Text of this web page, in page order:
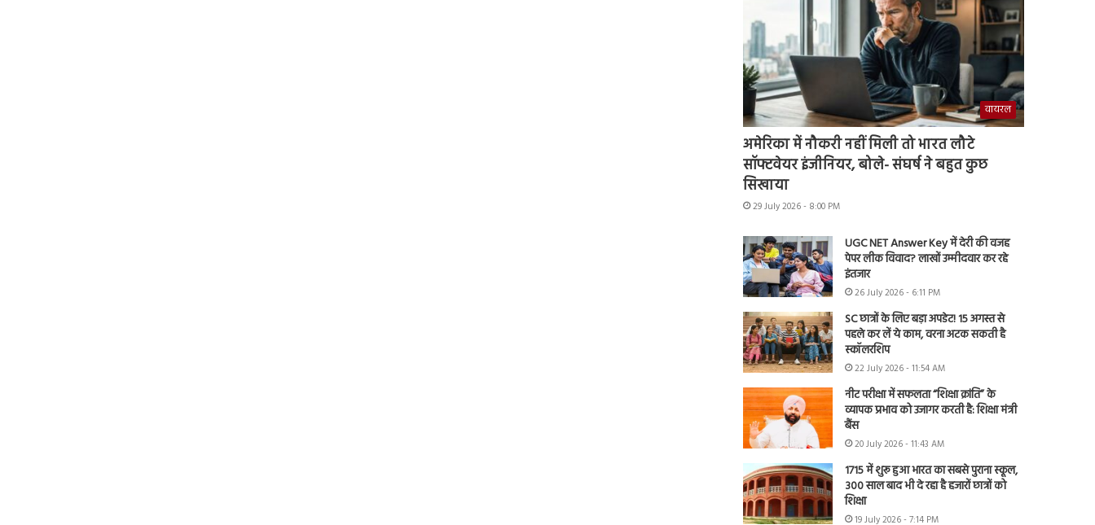
वायरल
अमेरिका में नौकरी नहीं मिली तो भारत लौटे
सॉफ्टवेयर इंजीनियर, बोले- संघर्ष ने बहुत कुछ
सिखाया
29 July 2026 - 8:00 PM
UGC NET Answer Key में देरी की वजह
पेपर लीक विवाद? लाखों उम्मीदवार कर रहे
इंतजार
26 July 2026 - 6:11 PM
SC छात्रों के लिए बड़ा अपडेट! 15 अगस्त से
पहले कर लें ये काम, वरना अटक सकती है
स्कॉलरशिप
22 July 2026 - 11:54 AM
नीट परीक्षा में सफलता “शिक्षा क्रांति” के
व्यापक प्रभाव को उजागर करती है: शिक्षा मंत्री
बैंस
20 July 2026 - 11:43 AM
1715 में शुरू हुआ भारत का सबसे पुराना स्कूल,
300 साल बाद भी दे रहा है हजारों छात्रों को
शिक्षा
19 July 2026 - 7:14 PM